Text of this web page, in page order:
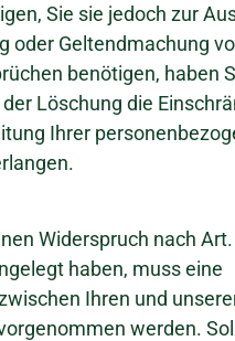
Sie sie jedoch zur
oder Geltendmachung
benötigen, haben
Löschung die
Ihrer
Widerspruch nach
haben, muss eine
Ihren und
werden.